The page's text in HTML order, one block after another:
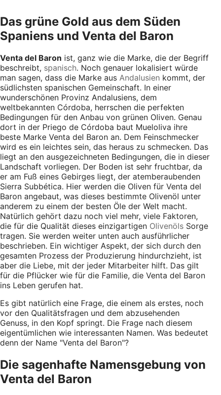
Das grüne Gold aus dem Süden
Spaniens und Venta del Baron
Venta del Baron ist, ganz wie die Marke, die der Begriff
beschreibt, spanisch. Noch genauer lokalisiert würde
man sagen, dass die Marke aus Andalusien kommt, der
südlichsten spanischen Gemeinschaft. In einer
wunderschönen Provinz Andalusiens, dem
weltbekannten Córdoba, herrschen die perfekten
Bedingungen für den Anbau von grünen Oliven. Genau
dort in der Priego de Córdoba baut Mueloliva ihre
beste Marke Venta del Baron an. Dem Feinschmecker
wird es ein leichtes sein, das heraus zu schmecken. Das
liegt an den ausgezeichneten Bedingungen, die in dieser
Landschaft vorliegen. Der Boden ist sehr fruchtbar, da
er am Fuß eines Gebirges liegt, der atemberaubenden
Sierra Subbética. Hier werden die Oliven für Venta del
Baron angebaut, was dieses bestimmte Olivenöl unter
anderem zu einem der besten Öle der Welt macht.
Natürlich gehört dazu noch viel mehr, viele Faktoren,
die für die Qualität dieses einzigartigen Olivenöls Sorge
tragen. Sie werden weiter unten auch ausführlicher
beschrieben. Ein wichtiger Aspekt, der sich durch den
gesamten Prozess der Produzierung hindurchzieht, ist
aber die Liebe, mit der jeder Mitarbeiter hilft. Das gilt
für die Pflücker wie für die Familie, die Venta del Baron
ins Leben gerufen hat.
Es gibt natürlich eine Frage, die einem als erstes, noch
vor den Qualitätsfragen und dem abzusehenden
Genuss, in den Kopf springt. Die Frage nach diesem
eigentümlichen wie interessanten Namen. Was bedeutet
denn der Name "Venta del Baron"?
Die sagenhafte Namensgebung von
Venta del Baron